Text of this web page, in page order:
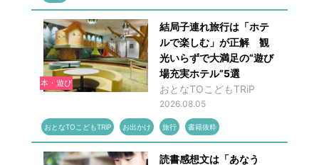
本・遊び
結局子連れ旅行は「ホテ
ルで楽しむ」が正解 観
光いらずで大満足の“遊び
場充実ホテル”5選
おとなTOこどもTRiP
2026.08.05
おとなTOこどもTRiP お出かけ 旅行 書籍抜粋
読書感想文は「あなう